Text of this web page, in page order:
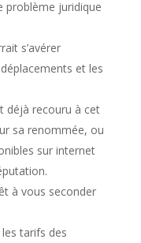
problème juridique
s’avérer
et les
déjà recouru à cet
sa renommée, ou
sur internet
à vous seconder
tarifs des